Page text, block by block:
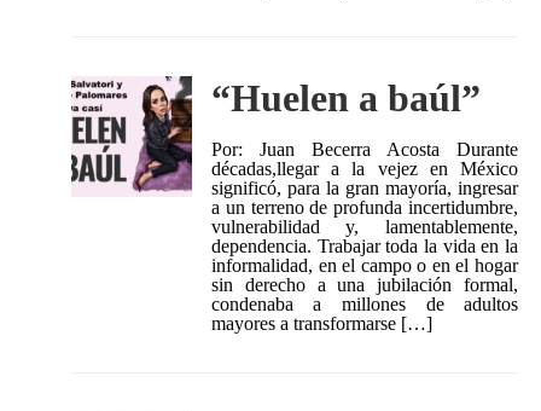
“Huelen a baúl”
Por: Juan Becerra Acosta Durante
décadas,llegar a la vejez en México
significó, para la gran mayoría, ingresar
a un terreno de profunda incertidumbre,
vulnerabilidad y, lamentablemente,
dependencia. Trabajar toda la vida en la
informalidad, en el campo o en el hogar
sin derecho a una jubilación formal,
condenaba a millones de adultos
mayores a transformarse […]